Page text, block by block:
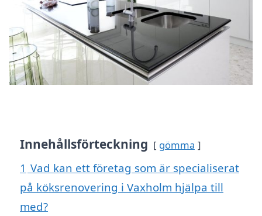
Innehållsförteckning gömma
1 Vad kan ett företag som är specialiserat
på köksrenovering i Vaxholm hjälpa till
med?